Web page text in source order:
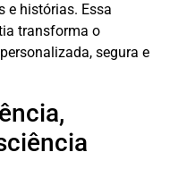
e histórias. Essa
transforma o
segura e